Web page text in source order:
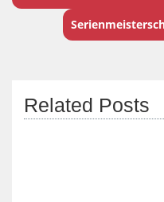
Related Posts